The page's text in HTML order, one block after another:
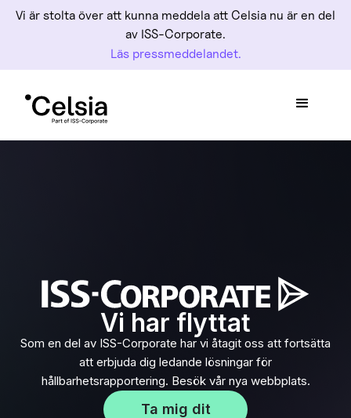
Vi är stolta över att kunna meddela att Celsia nu är en del
av ISS-Corporate.
Läs pressmeddelandet.
Vi har flyttat
Som en del av ISS-Corporate har vi åtagit oss att fortsätta
att erbjuda dig ledande lösningar för
hållbarhetsrapportering. Besök vår nya webbplats.
Ta mig dit